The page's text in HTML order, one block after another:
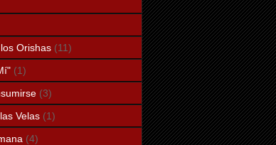
Orishas (11)
(1)
(3)
Velas (1)
(4)